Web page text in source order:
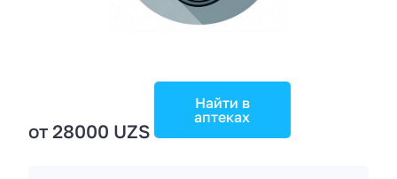
от 28000 UZS
Найти в
аптеках